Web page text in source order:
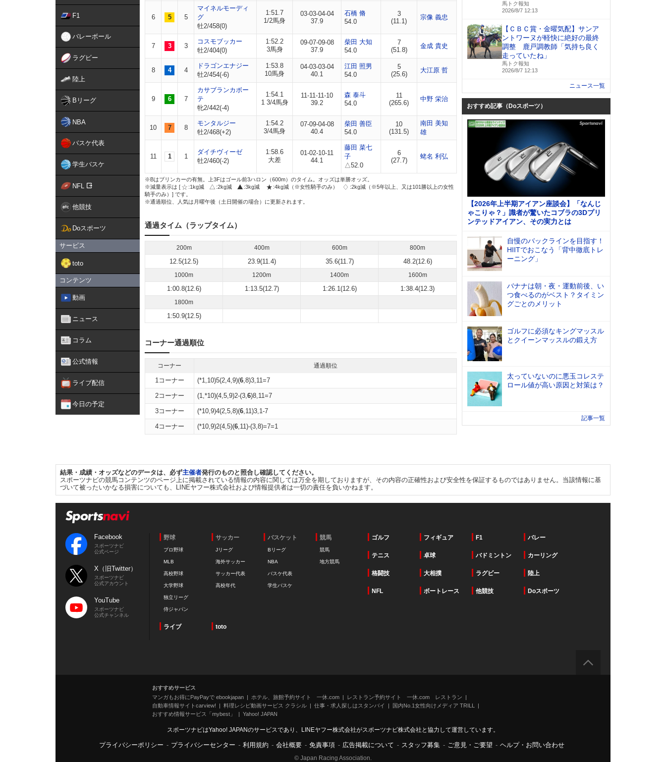
F1
バレーボール
ラグビー
陸上
Bリーグ
NBA
バスケ代表
学生バスケ
NFL
他競技
Doスポーツ
サービス
toto
コンテンツ
動画
ニュース
コラム
公式情報
ライブ配信
今日の予定
6 5 5
マイネルモーディ
グ
牡2/458(0)
1:51.7
1/2馬身
03-03-04-04
37.9
石橋 脩
54.0
3
(11.1)
宗像 義忠
7 3 3
コスモブッカー
牡2/404(0)
1:52.2
3馬身
09-07-09-08
37.9
柴田 大知
54.0
7
(51.8)
金成 貴史
8 4 4
ドラゴンエナジー
牡2/454(-6)
1:53.8
10馬身
04-03-03-04
40.1
江田 照男
54.0
5
(25.6)
大江原 哲
9 6 7
カサブランカボー
テ
牝2/442(-4)
1:54.1
1 3/4馬身
11-11-11-10
39.2
森 泰斗
54.0
11
(265.6)
中野 栄治
10 7 8
モンタルジー
牡2/468(+2)
1:54.2
3/4馬身
07-09-04-08
40.4
柴田 善臣
54.0
10
(131.5)
南田 美知
雄
11 1 1
ダイチヴィーゼ
牡2/460(-2)
1:58.6
大差
01-02-10-11
44.1
藤田 菜七
子
△52.0
6
(27.7)
蛯名 利弘
※Bはブリンカーの有無。上3Fはゴール前3ハロン（600m）のタイム。オッズは単勝オッズ。
※減量表示は [
:1kg減 :2kg減 :3kg減 :4kg減（※女性騎手のみ）
:2kg減（※5年以上、又は101勝以上の女性
騎手のみ）] です。
※通過順位、人気は月曜午後（土日開催の場合）に更新されます。
通過タイム（ラップタイム）
200m 400m 600m 800m
12.5(12.5) 23.9(11.4) 35.6(11.7) 48.2(12.6)
1000m 1200m 1400m 1600m
1:00.8(12.6) 1:13.5(12.7) 1:26.1(12.6) 1:38.4(12.3)
1800m
1:50.9(12.5)
コーナー通過順位
コーナー 通過順位
1コーナー (*1,10)5(2,4,9)(6,8)3,11=7
2コーナー (1,*10)(4,5,9)2-(3,6)8,11=7
3コーナー (*10,9)4(2,5,8)(6,11)3,1-7
4コーナー (*10,9)2(4,5)(6,11)-(3,8)=7=1
馬トク報知
2026/8/7 12:13
【ＣＢＣ賞・金曜気配】サンア
ントワーヌが軽快に絶好の最終
調整 鹿戸調教師「気持ち良く
走っていたね」
馬トク報知
2026/8/7 12:13
ニュース一覧
おすすめ記事（Doスポーツ）
【2026年上半期アイアン座談会】「なんじ
ゃこりゃ？」識者が驚いたコブラの3Dプリ
ンテッドアイアン、その実力とは
自慢のバックラインを目指す！
HIITでおこなう「背中徹底トレ
ーニング」
バナナは朝・夜・運動前後、い
つ食べるのがベスト？タイミン
グごとのメリット
ゴルフに必須なキングマッスル
とクイーンマッスルの鍛え方
太っていないのに悪玉コレステ
ロール値が高い原因と対策は？
記事一覧
結果・成績・オッズなどのデータは、必ず主催者発行のものと照合し確認してください。
スポーツナビの競馬コンテンツのページ上に掲載されている情報の内容に関しては万全を期しておりますが、その内容の正確性および安全性を保証するものではありません。当該情報に基
づいて被ったいかなる損害についても、LINEヤフー株式会社および情報提供者は一切の責任を負いかねます。
Facebook
スポーツナビ
公式ページ
X（旧Twitter）
スポーツナビ
公式アカウント
YouTube
スポーツナビ
公式チャンネル
野球
プロ野球
MLB
高校野球
大学野球
独立リーグ
侍ジャパン
サッカー
Jリーグ
海外サッカー
サッカー代表
高校年代
バスケット
Bリーグ
NBA
バスケ代表
学生バスケ
競馬
競馬
地方競馬
ゴルフ フィギュア F1 バレー
テニス 卓球 バドミントン カーリング
格闘技 大相撲 ラグビー 陸上
NFL ボートレース 他競技 Doスポーツ
ライブ toto
おすすめサービス
マンガもお得にPayPayで ebookjapan
ホテル、旅館予約サイト 一休.com
レストラン予約サイト 一休.com レストラン
自動車情報サイトcarview!
料理レシピ動画サービス クラシル 仕事・求人探しはスタンバイ
国内No.1女性向けメディア TRILL
おすすめ情報サービス「mybest」
Yahoo! JAPAN
スポーツナビはYahoo! JAPANのサービスであり、LINEヤフー株式会社がスポーツナビ株式会社と協力して運営しています。
プライバシーポリシー - プライバシーセンター - 利用規約 - 会社概要 - 免責事項 - 広告掲載について - スタッフ募集 - ご意見・ご要望 - ヘルプ・お問い合わせ
© Japan Racing Association.